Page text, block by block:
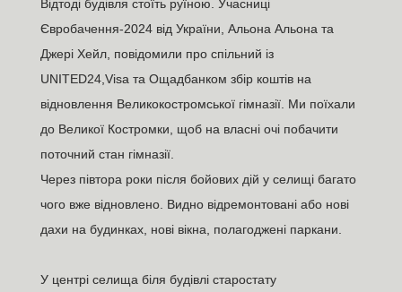
Відтоді будівля стоїть руїною. Учасниці
Євробачення-2024 від України, Альона Альона та
Джері Хейл, повідомили про спільний із
UNITED24,Visa та Ощадбанком збір коштів на
відновлення Великокостромської гімназії. Ми поїхали
до Великої Костромки, щоб на власні очі побачити
поточний стан гімназії.
Через півтора роки після бойових дій у селищі багато
чого вже відновлено. Видно відремонтовані або нові
дахи на будинках, нові вікна, полагоджені паркани.
У центрі селища біля будівлі старостату